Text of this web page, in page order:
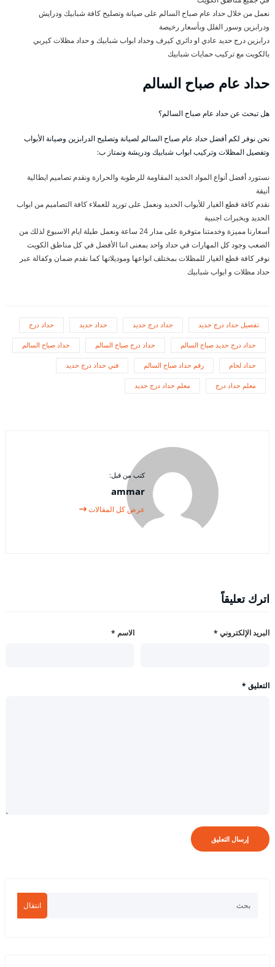
نعمل من خلال حداد عام صباح السالم على صيانة وتصليح كافة شبابيك ودرايش
ودرابزين وسور الفلل وبأسعار رخيصة
درابزين درج حديد عادي او دائري كيرف وحداد ابواب شبابيك و حداد مظلات كيربي
بالكويت مع تركيب حمايات شبابيك
حداد عام صباح السالم
هل تبحث عن حداد عام صباح السالم؟
نحن نوفر لكم أفضل حداد عام صباح السالم لصيانة وتصليح الدرابزين وصيانة الأبواب
وتفصيل المظلات وتركيب ابواب شبابيك ودريشة ونمتاز ب:
نستورد أفضل أنواع المواد الحديد المقاومة للرطوبة والحرارة ونقدم تصاميم ايطالية
أنيقة
نقدم كافة قطع الغيار للأبواب الحديد ونعمل على توريد للعملاء كافة التصاميم من ابواب
الحديد وبخبرات اجنبية
أسعارنا مميزة وخدمتنا متوفرة على مدار 24 ساعة ونعمل طيلة ايام الاسبوع لذلك من
الصعب وجود كل المهارات في حداد واحد بمعنى اننا الأفضل في كل مناطق الكويت
نوفر كافة قطع الغيار للمظلات بمختلف انواعها وموديلاتها كما نقدم ضمان وكفالة عبر
حداد مظلات و ابواب شبابيك
تفصيل حداد درج حديد جداد درج حديد حداد حديد حداد درج
حداد درج حديد صباح السالم حداد درج صباح السالم حداد صباح السالم
حداد لحام رقم حداد صباح السالم فني حداد درج حديد
معلم حداد درج معلم حداد درج حديد
كتب من قبل:
ammar
عرض كل المقالات
اترك تعليقاً
الاسم * البريد الإلكتروني *
التعليق *
انتقال